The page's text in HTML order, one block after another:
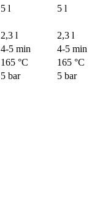
5 l
5 l
2,3 l
2,3 l
4-5 min
4-5 min
165 °C
165 °C
5 bar
5 bar